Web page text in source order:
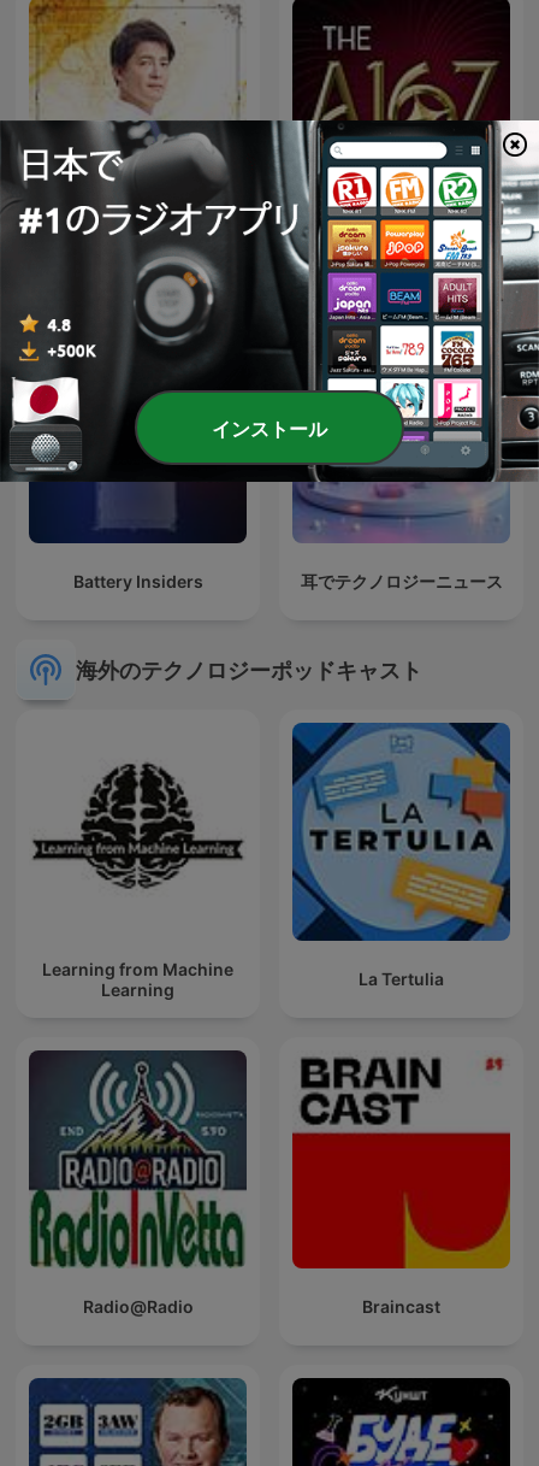
下班經濟學 The a16z Show
Battery Insiders 耳でテクノロジーニュース
海外のテクノロジーポッドキャスト
Learning from Machine
Learning
La Tertulia
Radio@Radio Braincast
インストール